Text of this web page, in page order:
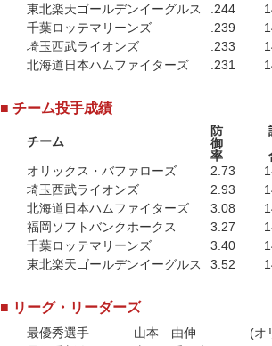
東北楽天ゴールデンイーグルス
.244
千葉ロッテマリーンズ
.239
埼玉西武ライオンズ
.233
北海道日本ハムファイターズ
.231
■ チーム投手成績
チーム
防
御
率
オリックス・バファローズ
2.73
埼玉西武ライオンズ
2.93
北海道日本ハムファイターズ
3.08
福岡ソフトバンクホークス
3.27
千葉ロッテマリーンズ
3.40
東北楽天ゴールデンイーグルス
3.52
■ リーグ・リーダーズ
最優秀選手 山本 由伸
(オ